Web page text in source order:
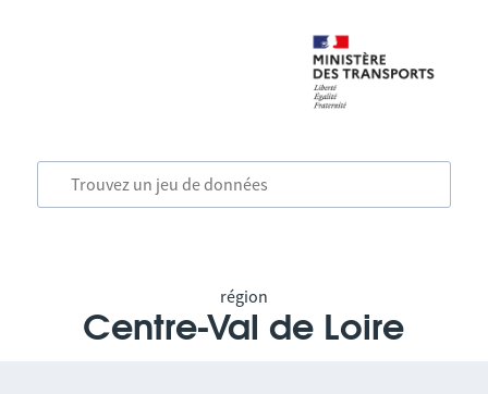
région
Centre-Val de Loire